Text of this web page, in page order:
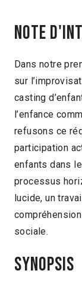
Note
Dans notre
sur
casting
l’enfance
refusons ce
participation
enfants dans
processus
lucide, un
sociale.
Synopsis